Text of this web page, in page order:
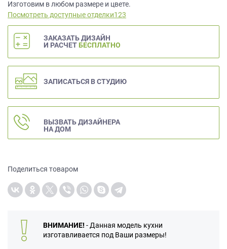
Изготовим в любом размере и цвете.
Посмотреть доступные отделки123
ЗАКАЗАТЬ ДИЗАЙН
И РАСЧЕТ БЕСПЛАТНО
ЗАПИСАТЬСЯ В СТУДИЮ
ВЫЗВАТЬ ДИЗАЙНЕРА
НА ДОМ
Поделиться товаром
ВНИМАНИЕ! - Данная модель кухни
изготавливается под Ваши размеры!
данных.